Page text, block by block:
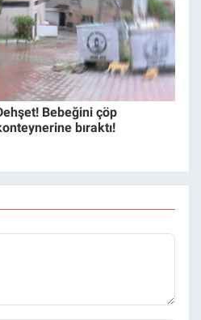
Bebeğini çöp
bıraktı!